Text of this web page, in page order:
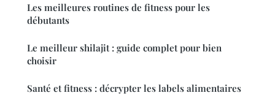
Les meilleures routines de fitness pour les
débutants
Le meilleur shilajit : guide complet pour bien
choisir
Santé et fitness : décrypter les labels alimentaires